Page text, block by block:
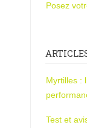
Posez
Myrtilles :
Test et